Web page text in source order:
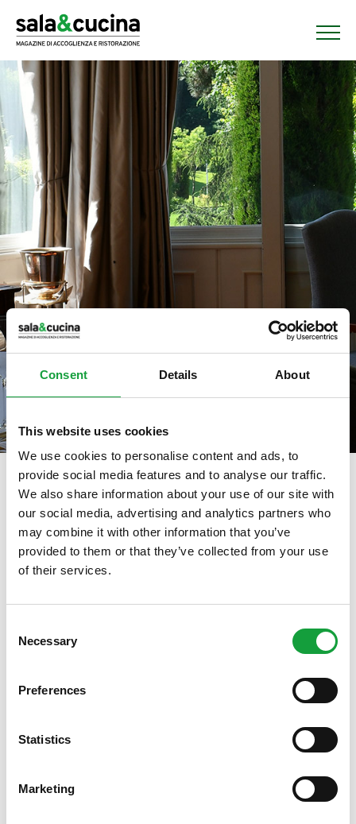
Consent Details About
This website uses cookies
We use cookies to personalise content and ads, to
provide social media features and to analyse our traffic.
We also share information about your use of our site with
our social media, advertising and analytics partners who
may combine it with other information that you’ve
provided to them or that they’ve collected from your use
of their services.
Selection
Necessary
Preferences
Statistics
Marketing
tag directory > antonio bufi
Antonio Bufi
ISCRIVITI ALLA NEWSLETTER
Resta aggiornato su tutte le ultime novita nel campo